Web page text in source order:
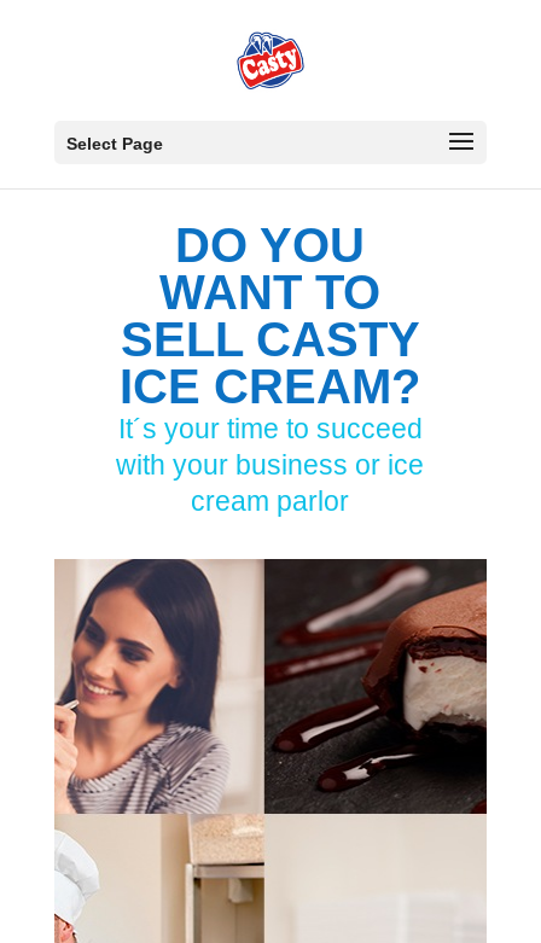
Select Page
DO YOU
WANT TO
SELL CASTY
ICE CREAM?
It´s your time to succeed
with your business or ice
cream parlor